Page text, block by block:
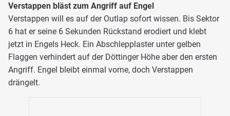
Verstappen bläst zum Angriff auf Engel
Verstappen will es auf der Outlap sofort wissen. Bis Sektor
6 hat er seine 6 Sekunden Rückstand erodiert und klebt
jetzt in Engels Heck. Ein Abschlepplaster unter gelben
Flaggen verhindert auf der Döttinger Höhe aber den ersten
Angriff. Engel bleibt einmal vorne, doch Verstappen
drängelt.